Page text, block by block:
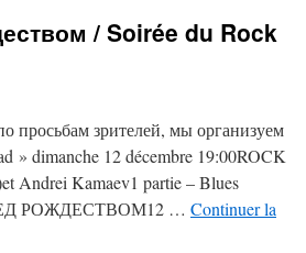
dimanche
/ Soirée du Rock
просьбам зрителей, мы организуем
» dimanche 12 décembre 19:00ROCK
Andrei Kamaev1 partie – Blues
РОЖДЕСТВОМ12 … Continuer la